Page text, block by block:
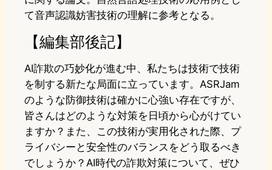
て音声認識妨害技術の理解に参考となる。
【編集部後記】
AI詐欺の巧妙化が進む中、私たちは技術で技術
を制する新たな局面に立っています。ASRJam
のような防御技術は確かに心強い存在ですが、
皆さんはどのような対策を日頃から心がけてい
ますか？また、この技術が実用化された際、プ
ライバシーと安全性のバランスをどう取るべき
でしょうか？AI時代の詐欺対策について、ぜひ